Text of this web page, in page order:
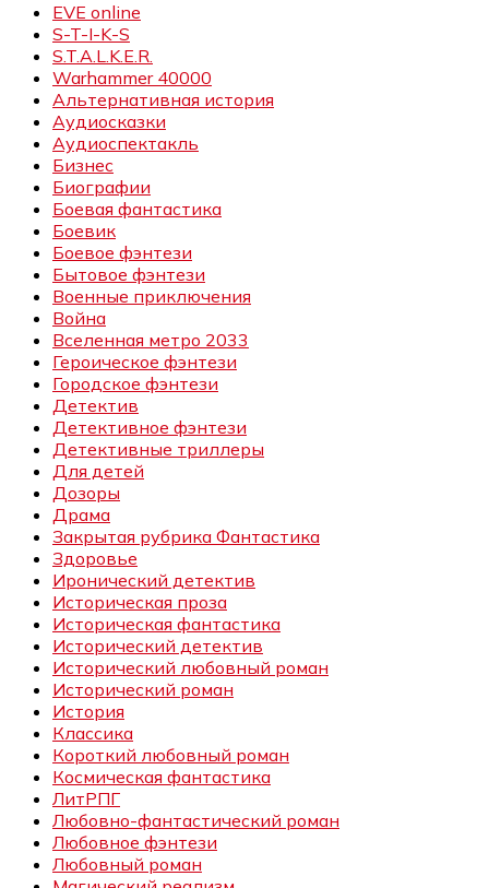
EVE online
S-T-I-K-S
S.T.A.L.K.E.R.
Warhammer 40000
Альтернативная история
Аудиосказки
Аудиоспектакль
Бизнес
Биографии
Боевая фантастика
Боевик
Боевое фэнтези
Бытовое фэнтези
Военные приключения
Война
Вселенная метро 2033
Героическое фэнтези
Городское фэнтези
Детектив
Детективное фэнтези
Детективные триллеры
Для детей
Дозоры
Драма
Закрытая рубрика Фантастика
Здоровье
Иронический детектив
Историческая проза
Историческая фантастика
Исторический детектив
Исторический любовный роман
Исторический роман
История
Классика
Короткий любовный роман
Космическая фантастика
ЛитРПГ
Любовно-фантастический роман
Любовное фэнтези
Любовный роман